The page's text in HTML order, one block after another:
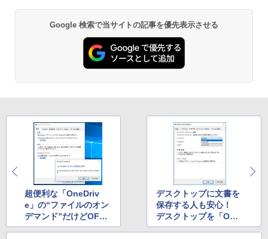
￥27,980
Amazon Kindle - 目に優しい、かさばら
ない、大きな画面で読みやすい、6週間持
￥19,980
Kindle Paperwhite シグニチャーエディ
ション (32GB) 7インチディスプレイ、明
るさ自動調整、色調調節ライト、12週間
持続バッテリー、広告なし、メタリック
ブラック
￥32,980
Google 検索で当サイトの記事を優先表示させる
超便利な「OneDriv
e」の“ファイルのオン
デマンド”だけどOFF
にするときは要注意
デスクトップに文書を
保存する人も安心！
デスクトップを「One
Drive」と同期する